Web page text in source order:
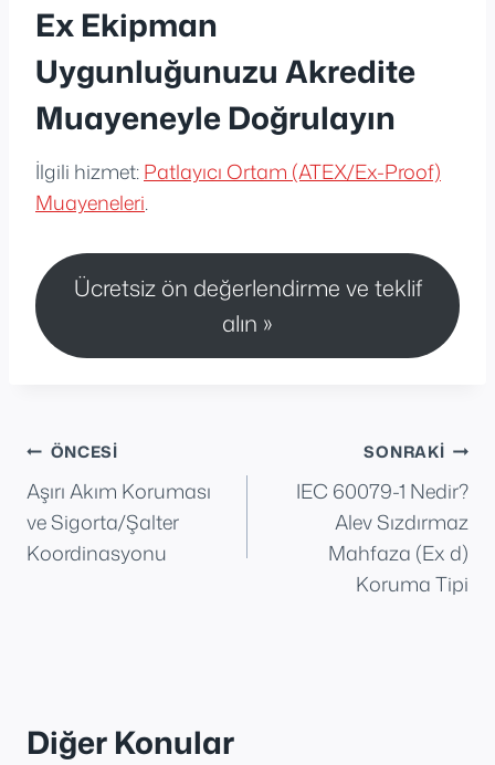
Ex Ekipman
Uygunluğunuzu Akredite
Muayeneyle Doğrulayın
İlgili hizmet:Patlayıcı Ortam (ATEX/Ex-Proof)
Muayeneleri.
Ücretsiz ön değerlendirme ve teklif
alın »
Yazı
gezinmesi
ÖNCESI
Aşırı Akım Koruması
ve Sigorta/Şalter
Koordinasyonu
SONRAKI
IEC 60079-1 Nedir?
Alev Sızdırmaz
Mahfaza (Ex d)
Koruma Tipi
Diğer Konular